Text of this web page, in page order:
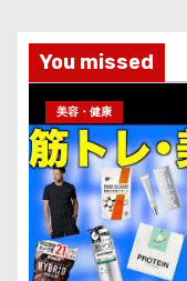
You missed
美容・健康